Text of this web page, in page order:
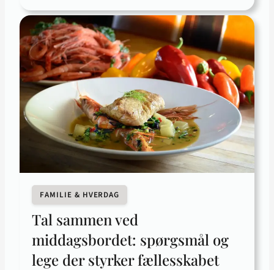
FAMILIE & HVERDAG
Tal sammen ved
middagsbordet: spørgsmål og
lege der styrker fællesskabet